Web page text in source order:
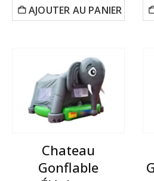
AJOUTER AU PANIER
Chateau
Gonflable